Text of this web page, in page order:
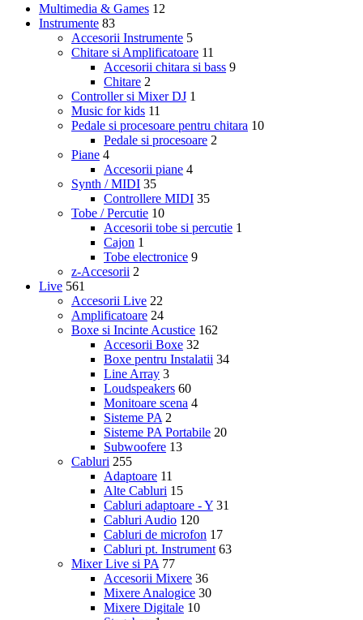
Multimedia & Games 12
Instrumente 83
Accesorii Instrumente 5
Chitare si Amplificatoare 11
Accesorii chitara si bass 9
Chitare 2
Controller si Mixer DJ 1
Music for kids 11
Pedale si procesoare pentru chitara 10
Pedale si procesoare 2
Piane 4
Accesorii piane 4
Synth / MIDI 35
Controllere MIDI 35
Tobe / Percutie 10
Accesorii tobe si percutie 1
Cajon 1
Tobe electronice 9
z-Accesorii 2
Live 561
Accesorii Live 22
Amplificatoare 24
Boxe si Incinte Acustice 162
Accesorii Boxe 32
Boxe pentru Instalatii 34
Line Array 3
Loudspeakers 60
Monitoare scena 4
Sisteme PA 2
Sisteme PA Portabile 20
Subwoofere 13
Cabluri 255
Adaptoare 11
Alte Cabluri 15
Cabluri adaptoare - Y 31
Cabluri Audio 120
Cabluri de microfon 17
Cabluri pt. Instrument 63
Mixer Live si PA 77
Accesorii Mixere 36
Mixere Analogice 30
Mixere Digitale 10